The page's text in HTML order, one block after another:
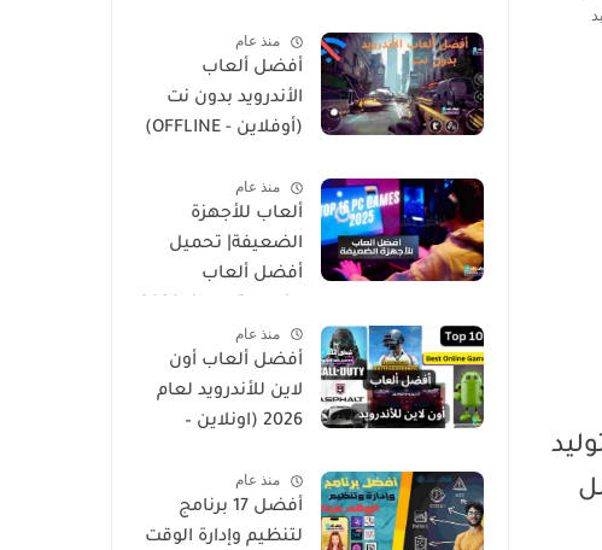
منذ عام
أفضل ألعاب
الأندرويد بدون نت
(أوفلاين - OFFLINE)
2026منذ عام
ألعاب للأجهزة
الضعيفة| تحميل
أفضل ألعاب
منذ عام
أفضل ألعاب أون
لاين للأندرويد لعام
2026 (اونلاين –
للمعلوميا
منذ عام
أفضل 17 برنامج
لتنظيم وإدارة الوقت